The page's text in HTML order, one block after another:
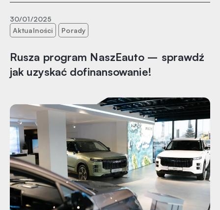
30/01/2025
Aktualności
Porady
Rusza program NaszEauto – sprawdź
jak uzyskać dofinansowanie!